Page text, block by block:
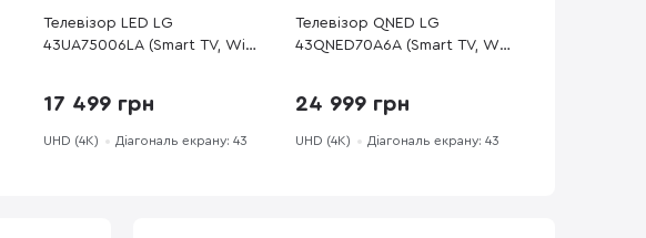
Телевізор LED LG
43UA75006LA (Smart TV, Wi-
17 499 грн
UHD (4K) Діагональ екрану: 43
Телевізор QNED LG
43QNED70A6A (Smart TV, Wi-
24 999 грн
UHD (4K) Діагональ екрану: 43